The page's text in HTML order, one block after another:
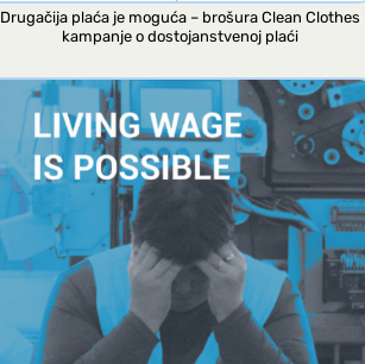
Drugačija plaća je moguća – brošura Clean Clothes
kampanje o dostojanstvenoj plaći